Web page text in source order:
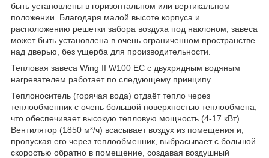
быть установлены в горизонтальном или вертикальном
положении. Благодаря малой высоте корпуса и
расположению решетки забора воздуха под наклоном, завеса
может быть установлена в очень ограниченном пространстве
над дверью, без ущерба для производительности.
Тепловая завеса Wing II W100 EC с двухрядным водяным
нагревателем работает по следующему принципу.
Теплоноситель (горячая вода) отдаёт тепло через
теплообменник с очень большой поверхностью теплообмена,
что обеспечивает высокую тепловую мощность (4-17 кВт).
Вентилятор (1850 м³/ч) всасывает воздух из помещения и,
пропуская его через теплообменник, выбрасывает с большой
скоростью обратно в помещение, создавая воздушный